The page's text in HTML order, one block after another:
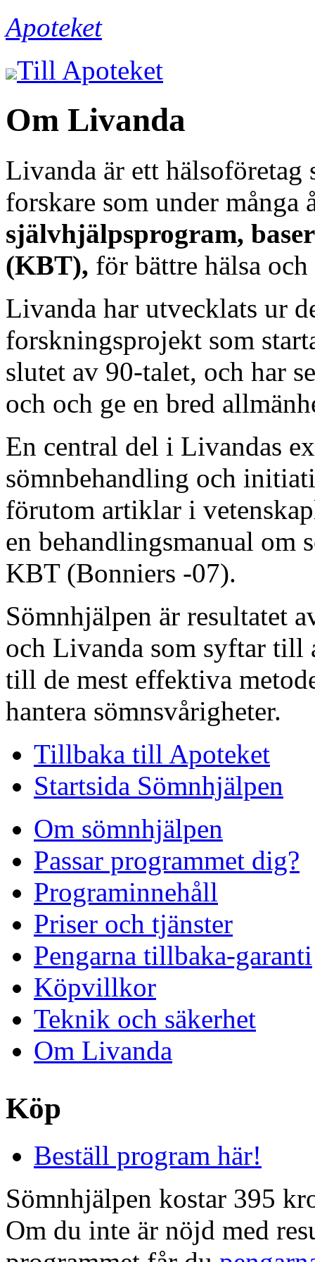
Apoteket
Till Apoteket
Om Livanda
Livanda är ett hälsoföretag
forskare som under många
självhjälpsprogram,
(KBT), för bättre hälsa
Livanda har utvecklats ur
forskningsprojekt som
slutet av 90-talet, och har
och och ge en bred
En central del i Livandas
sömnbehandling och
förutom artiklar i
en behandlingsmanual om
KBT (Bonniers -07).
Sömnhjälpen är resultatet
och Livanda som syftar till
till de mest effektiva
hantera sömnsvårigheter.
Tillbaka till Apoteket
Startsida Sömnhjälpen
Om sömnhjälpen
Passar programmet dig?
Programinnehåll
Priser och tjänster
Pengarna tillbaka-garanti
Köpvillkor
Teknik och säkerhet
Om Livanda
Köp
Beställ program här!
Sömnhjälpen kostar 395
Om du inte är nöjd med